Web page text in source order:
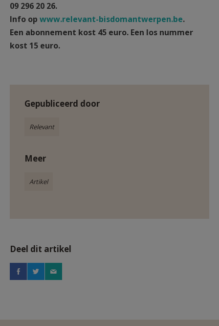
09 296 20 26.
Info op www.relevant-bisdomantwerpen.be.
Een abonnement kost 45 euro. Een los nummer
kost 15 euro.
Gepubliceerd door
Relevant
Meer
Artikel
Deel dit artikel